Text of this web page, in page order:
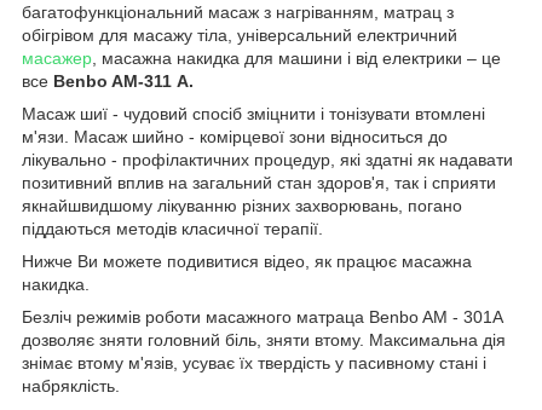
багатофункціональний масаж з нагріванням, матрац з
обігрівом для масажу тіла, універсальний електричний
масажер, масажна накидка для машини і від електрики – це
все Benbo AM-311 А.
Масаж шиї - чудовий спосіб зміцнити і тонізувати втомлені
м'язи. Масаж шийно - комірцевої зони відноситься до
лікувально - профілактичних процедур, які здатні як надавати
позитивний вплив на загальний стан здоров'я, так і сприяти
якнайшвидшому лікуванню різних захворювань, погано
піддаються методів класичної терапії.
Нижче Ви можете подивитися відео, як працює масажна
накидка.
Безліч режимів роботи масажного матраца Benbo AM - 301A
дозволяє зняти головний біль, зняти втому. Максимальна дія
знімає втому м'язів, усуває їх твердість у пасивному стані і
набряклість.